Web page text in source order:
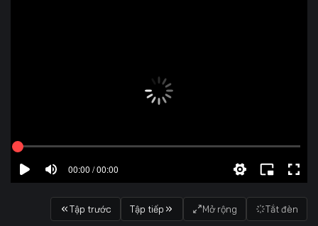
00:00 / 00:00
Tập trước Tập tiếp Mở rộng Tắt đèn